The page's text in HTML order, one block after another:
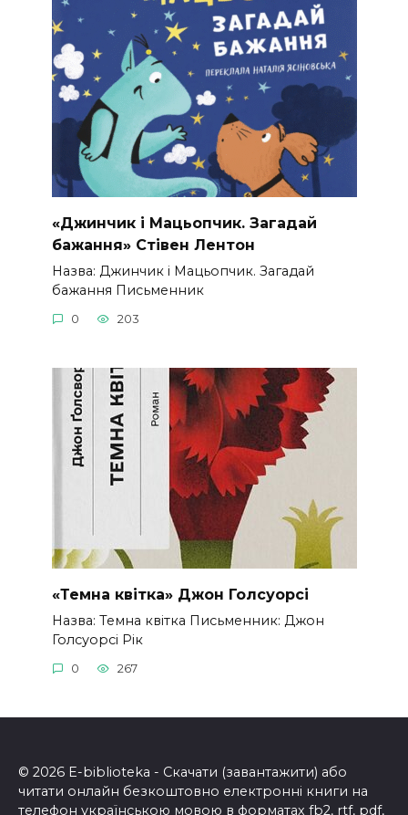
«Джинчик і Мацьопчик. Загадай
бажання» Стівен Лентон
Назва: Джинчик і Мацьопчик. Загадай
бажання Письменник
0 203
«Темна квітка» Джон Голсуорсі
Назва: Темна квітка Письменник: Джон
Голсуорсі Рік
0 267
© 2026 E-biblioteka - Скачати (завантажити) або
читати онлайн безкоштовно електронні книги на
телефон українською мовою в форматах fb2, rtf, pdf,